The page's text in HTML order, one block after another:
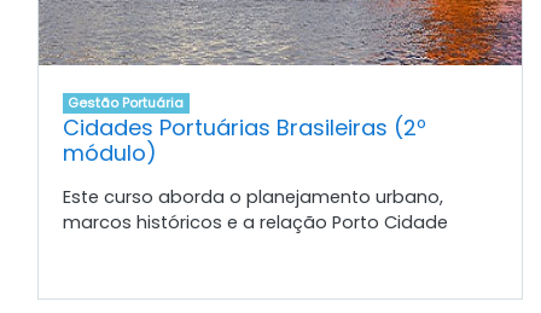
Gestão Portuária
Cidades Portuárias Brasileiras (2º
módulo)
Este curso aborda o planejamento urbano,
marcos históricos e a relação Porto Cidade